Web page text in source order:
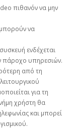
πιθανόν να μην
μπορούν να
ενδέχεται
πάροχο υπηρεσιών.
από τη
για τη
χρήστη θα
και μπορεί